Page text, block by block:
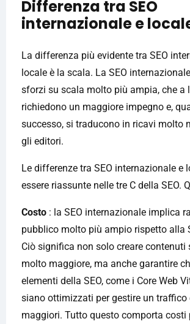
Differenza tra SEO
internazionale e
La differenza più evidente tra SEO
locale è la scala. La SEO
sforzi su scala molto più ampia, che a
richiedono un maggiore impegno e,
successo, si traducono in ricavi molto
gli editori.
Le differenze tra SEO internazionale e
essere riassunte nelle tre C della SEO.
Costo : la SEO internazionale implica
pubblico molto più ampio rispetto alla
Ciò significa non solo creare contenuti
molto maggiore, ma anche garantire
elementi della SEO, come i Core Web
siano ottimizzati per gestire un traffico
maggiori. Tutto questo comporta costi